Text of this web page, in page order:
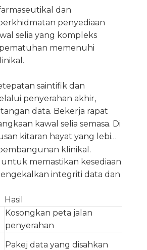
dan
penyediaan
selia yang kompleks
memenuhi
saintifik dan
penyerahan akhir,
data. Bekerja rapat
kawal selia semasa. Di
kitaran hayat yang lebih
klinikal.
memastikan kesediaan
integriti data dan
Hasil
Kosongkan peta jalan
penyerahan
Pakej data yang disahkan